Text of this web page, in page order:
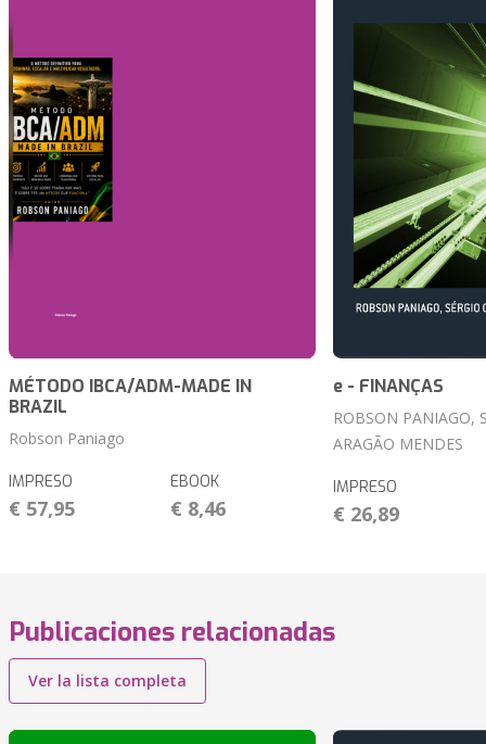
MÉTODO IBCA/ADM-MADE IN
BRAZIL
Robson Paniago
IMPRESO
€ 57,95
EBOOK
€ 8,46
e - FINANÇAS
ROBSON PANIAGO,
ARAGÃO MENDES
IMPRESO
€ 26,89
Publicaciones relacionadas
Ver la lista completa